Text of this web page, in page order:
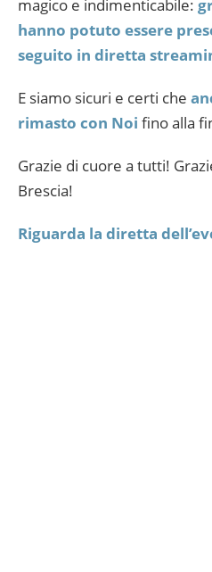
magico e indimenticabile:
hanno potuto essere
seguito in diretta
E siamo sicuri e certi che
rimasto con Noi fino alla
Grazie di cuore a tutti!
Brescia!
Riguarda la diretta